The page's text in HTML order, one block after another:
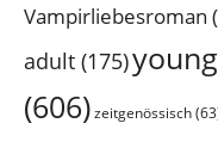
Vampirliebesroman
adult (175)
(606) zeitgenössisch